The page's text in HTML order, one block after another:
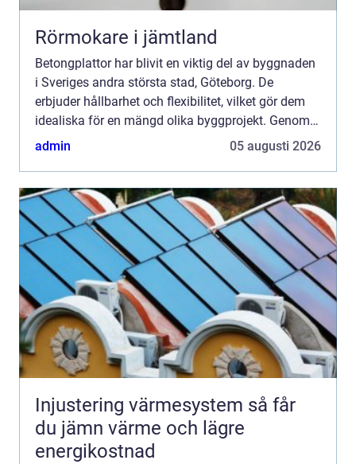
Rörmokare i jämtland
Betongplattor har blivit en viktig del av byggnaden
i Sveriges andra största stad, Göteborg. De
erbjuder hållbarhet och flexibilitet, vilket gör dem
idealiska för en mängd olika byggprojekt. Genom
ökad medvetenhet ...
admin 05 augusti 2026
Injustering värmesystem så får
du jämn värme och lägre
energikostnad